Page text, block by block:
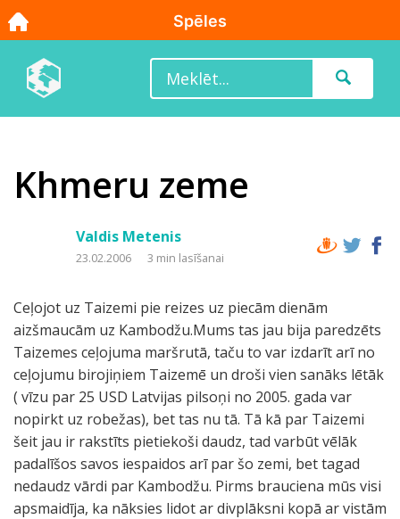
Khmeru zeme
Valdis Metenis
23.02.2006 3 min lasīšanai
Ceļojot uz Taizemi pie reizes uz piecām dienām
aizšmaucām uz Kambodžu.Mums tas jau bija paredzēts
Taizemes ceļojuma maršrutā, taču to var izdarīt arī no
ceļojumu birojiņiem Taizemē un droši vien sanāks lētāk
( vīzu par 25 USD Latvijas pilsoņi no 2005. gada var
nopirkt uz robežas), bet tas nu tā. Tā kā par Taizemi
šeit jau ir rakstīts pietiekoši daudz, tad varbūt vēlāk
padalīšos savos iespaidos arī par šo zemi, bet tagad
nedaudz vārdi par Kambodžu. Pirms brauciena mūs visi
apsmaidīja, ka nāksies lidot ar divplāksni kopā ar vistām